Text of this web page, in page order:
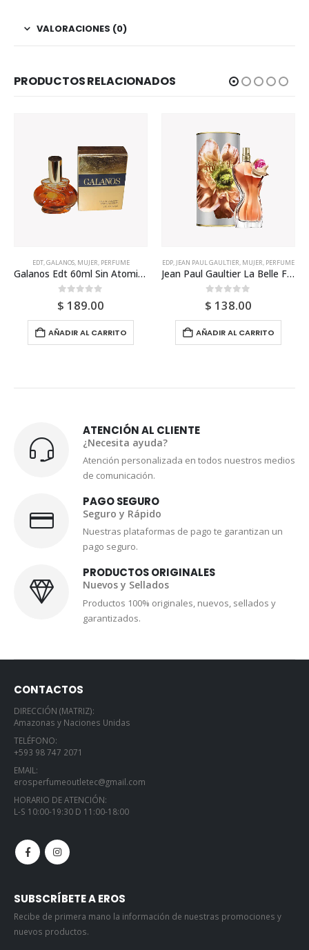
VALORACIONES (0)
PRODUCTOS RELACIONADOS
EDT, GALANOS, MUJER PERFUME
Galanos Edt 60ml Sin Atomizador Para Mujer
0 out of 5
$ 189.00
AÑADIR AL CARRITO
EDP JEAN PAUL GAULTIER MUJER PERFUME
Jean Paul Gaultier La Belle Flower Edition Edp 100ml Para Mujer
0 out of 5
$ 138.00
AÑADIR AL CARRITO
ATENCIÓN AL CLIENTE
¿Necesita ayuda?
Atención personalizada en todos nuestros medios
de comunicación.
PAGO SEGURO
Seguro y Rápido
Nuestras plataformas de pago te garantizan un
pago seguro.
PRODUCTOS ORIGINALES
Nuevos y Sellados
Productos 100% originales, nuevos, sellados y
garantizados.
CONTACTOS
DIRECCIÓN (MATRIZ):
Amazonas y Naciones Unidas
TELÉFONO:
+593 98 747 2071
EMAIL:
erosperfumeoutletec@gmail.com
HORARIO DE ATENCIÓN:
L-S 10:00-19:30 D 11:00-18:00
SUBSCRÍBETE A EROS
Recibe de primera mano la información de nuestras promociones y
nuevos productos.